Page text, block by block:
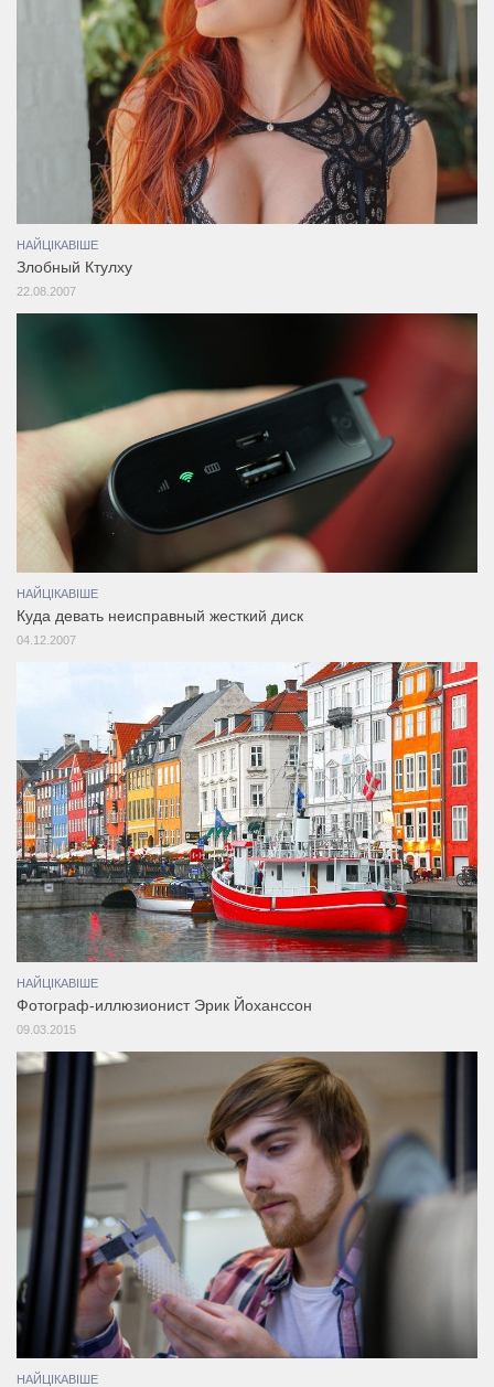
НАЙЦІКАВІШЕ
Злобный Ктулху
22.08.2007
НАЙЦІКАВІШЕ
Куда девать неисправный жесткий диск
04.12.2007
НАЙЦІКАВІШЕ
Фотограф-иллюзионист Эрик Йоханссон
09.03.2015
НАЙЦІКАВІШЕ